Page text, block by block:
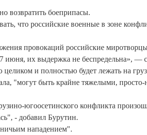
возвратить боеприпасы.
что российские военные в зоне
провокаций российские
их выдержка не беспредельна», —
целиком и полностью будет лежать на
"могут быть крайне тяжелыми, просто-
югоосетинского конфликта
- добавил Бурутин.
нападением".